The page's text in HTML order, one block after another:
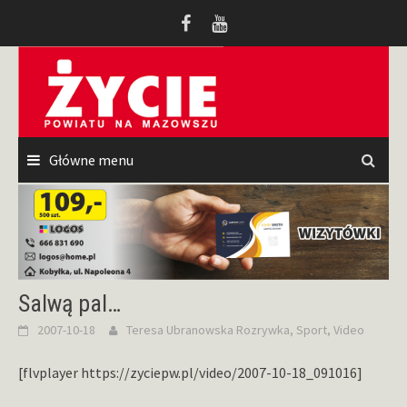
Główne menu
Salwą pal…
2007-10-18 Teresa Ubranowska Rozrywka, Sport, Video
[flvplayer https://zyciepw.pl/video/2007-10-18_091016]